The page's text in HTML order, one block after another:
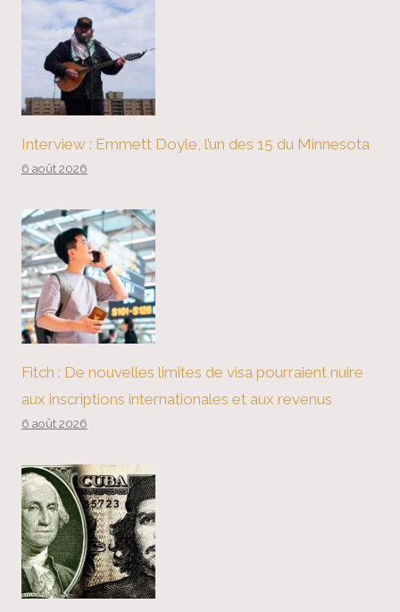
Interview : Emmett Doyle, l’un des 15 du Minnesota
6 août 2026
Fitch : De nouvelles limites de visa pourraient nuire
aux inscriptions internationales et aux revenus
6 août 2026